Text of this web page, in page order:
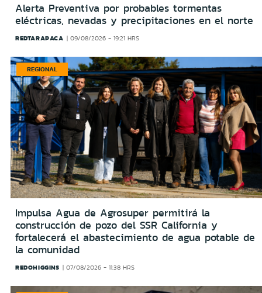
Alerta Preventiva por probables tormentas
eléctricas, nevadas y precipitaciones en el norte
REDTARAPACA 09/08/2026 - 19:21 HRS
REGIONAL
Impulsa Agua de Agrosuper permitirá la
construcción de pozo del SSR California y
fortalecerá el abastecimiento de agua potable de
la comunidad
REDOHIGGINS 07/08/2026 - 11:38 HRS